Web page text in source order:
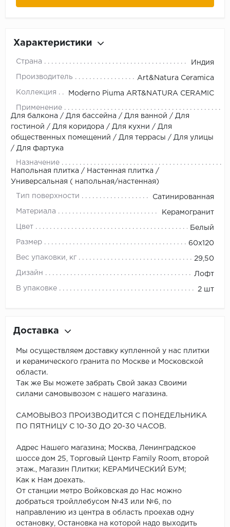
Характеристики
Страна Индия
Производитель Art&Natura Ceramica
Коллекция Moderno Piuma ART&NATURA CERAMIC
Применение
Для балкона / Для бассейна / Для ванной / Для
гостиной / Для коридора / Для кухни / Для
общественных помещений / Для террасы / Для улицы
/ Для фартука
Назначение
Напольная плитка / Настенная плитка /
Универсальная ( напольная/настенная)
Тип поверхности Сатинированная
Материала Керамогранит
Цвет Белый
Размер 60x120
Вес упаковки, кг 29,50
Дизайн Лофт
В упаковке 2 шт
Доставка
Мы осуществляем доставку купленной у нас плитки
и керамического гранита по Москве и Московской
области.
Так же Вы можете забрать Свой заказ Своими
силами самовывозом с нашего магазина.
САМОВЫВОЗ ПРОИЗВОДИТСЯ С ПОНЕДЕЛЬНИКА
ПО ПЯТНИЦУ С 10-30 ДО 20-30 ЧАСОВ.
Адрес Нашего магазина; Москва, Ленинградское
шоссе дом 25, Торговый Центр Family Room, второй
этаж., Магазин Плитки; КЕРАМИЧЕСКИЙ БУМ;
Как к Нам доехать.
От станции метро Войковская до Нас можно
добраться тройллебусом №43 или №6, по
направлению из центра в область проехав одну
остановку, Остановка на которой надо выходить